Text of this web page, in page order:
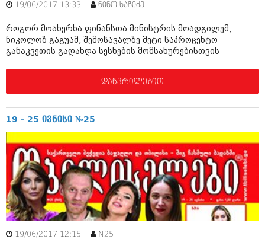
ოქტომბერი 2013 (256)
სექტემბერი 2013 (368)
აგვისტო 2013 (89)
ივლისი 2013 (182)
ივნისი 2013 (212)
აპრილი 2013 (304)
თებერვალი 2013 (204)
დეკემბერი 2012 (98)
ოქტომბერი 2012 (350)
სექტემბერი 2012 (264)
აგვისტო 2012 (268)
ივლისი 2012 (322)
ივნისი 2012 (282)
მაისი 2012 (240)
აპრილი 2012 (294)
მარტი 2012 (259)
19/06/2017 13:33 ნინო ხაჩიძე
როგორ მოახერხა ფინანსთა მინისტრის მოადგილემ,
ნიკოლოზ გაგუამ, შემოსავალზე მეტი საპროცენტო
განაკვეთის გადახდა სესხების მომსახურებისთვის
დაწვრილებით
19 - 25 ივნისი №25
19/06/2017 12:15 N25